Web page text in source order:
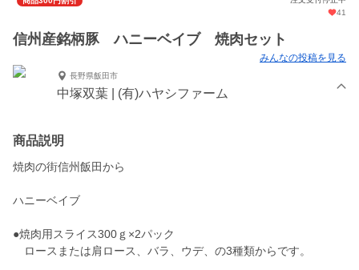
41
信州産銘柄豚 ハニーベイブ 焼肉セット
みんなの投稿を見る
長野県飯田市
中塚双葉 | (有)ハヤシファーム
商品説明
焼肉の街信州飯田から
ハニーベイブ
●焼肉用スライス300ｇ×2パック
ロースまたは肩ロース、バラ、ウデ、の3種類からです。